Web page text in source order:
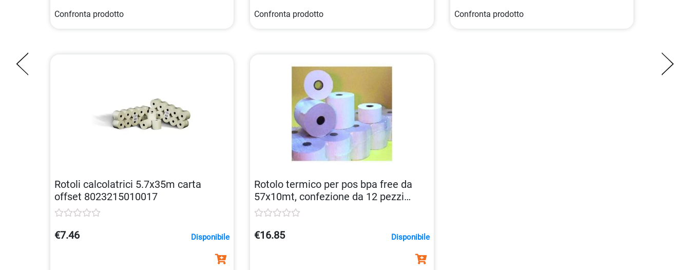
Confronta prodotto Confronta prodotto Confronta prodotto
Rotoli calcolatrici 5.7x35m carta
offset 8023215010017
€7.46 Disponibile
Rotolo termico per pos bpa free da
57x10mt, confezione da 12 pezzi
8032005710129
€16.85 Disponibile